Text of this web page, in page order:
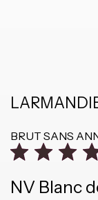
BRUT SANS
NV Blanc